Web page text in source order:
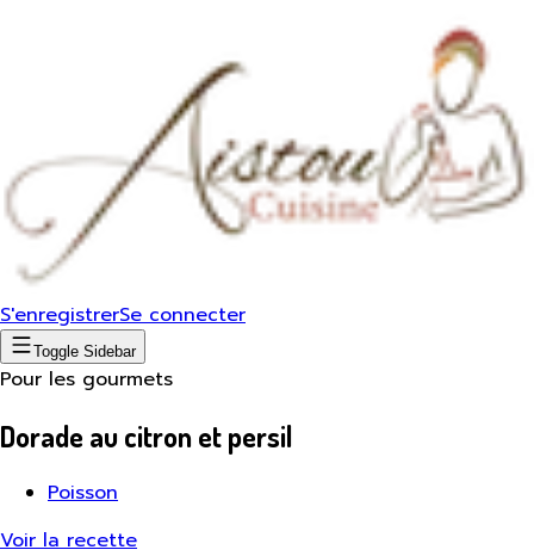
S'enregistrerSe connecter
Toggle Sidebar
Pour les gourmets
Dorade au citron et persil
Poisson
Voir la recette